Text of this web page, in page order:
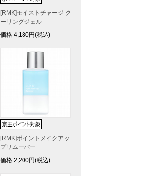
[RMK]モイストチャージ ク
ーリングジェル
価格 4,180円(税込)
[RMK]ポイントメイクアッ
プリムーバー
価格 2,200円(税込)